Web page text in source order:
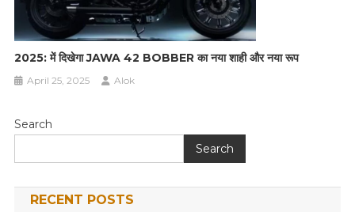
2025: में दिखेगा JAWA 42 BOBBER का नया शाही और नया रूप
April 25, 2025 Alok
Search
Search
RECENT POSTS